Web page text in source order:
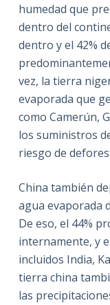
humedad que
dentro del
dentro y el 42%
vez, la tierra
evaporada que
como Camerún,
los suministros
riesgo de
China también
agua evaporada
De eso, el 44%
internamente, y
incluidos India,
tierra china
las